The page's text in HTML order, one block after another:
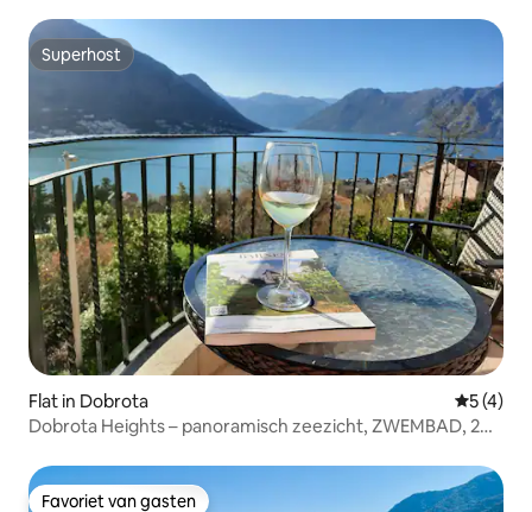
Superhost
Superhost
Flat in Dobrota
5 (4)
Dobrota Heights – panoramisch zeezicht, ZWEMBAD, 2
Favoriet van gasten